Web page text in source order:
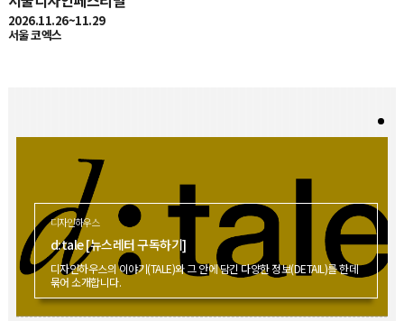
2026.11.26~11.29
서울 코엑스
디자인하우스
d:tale [뉴스레터 구독하기]
디자인하우스의 이야기(TALE)와 그 안에 담긴 다양한 정보(DETAIL)를 한데
묶어 소개합니다.